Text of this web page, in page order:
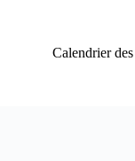
Calendrier